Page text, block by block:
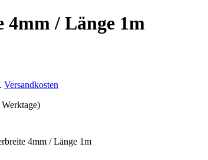
/ Länge 1m
Versandkosten